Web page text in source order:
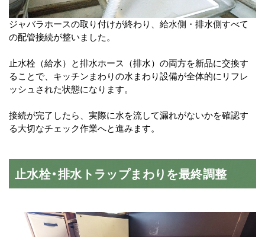
ジャバラホースの取り付けが終わり、給水側・排水側すべて
の配管接続が整いました。
止水栓（給水）と排水ホース（排水）の両方を新品に交換す
ることで、キッチンまわりの水まわり設備が全体的にリフレ
ッシュされた状態になります。
接続が完了したら、実際に水を流して漏れがないかを確認す
る大切なチェック作業へと進みます。
止水栓・排水トラップまわりを最終調整